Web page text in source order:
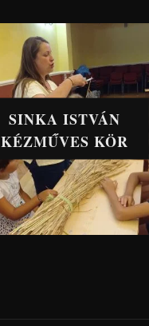
SINKA ISTVÁN
KÉZMŰVES KÖR